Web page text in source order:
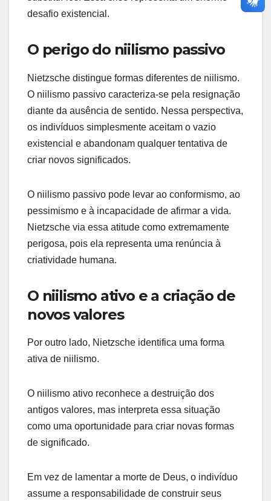
desafio existencial.
O perigo do niilismo passivo
Nietzsche distingue formas diferentes de niilismo.
O niilismo passivo caracteriza-se pela resignação
diante da ausência de sentido. Nessa perspectiva,
os indivíduos simplesmente aceitam o vazio
existencial e abandonam qualquer tentativa de
criar novos significados.
O niilismo passivo pode levar ao conformismo, ao
pessimismo e à incapacidade de afirmar a vida.
Nietzsche via essa atitude como extremamente
perigosa, pois ela representa uma renúncia à
criatividade humana.
O niilismo ativo e a criação de
novos valores
Por outro lado, Nietzsche identifica uma forma
ativa de niilismo.
O niilismo ativo reconhece a destruição dos
antigos valores, mas interpreta essa situação
como uma oportunidade para criar novas formas
de significado.
Em vez de lamentar a morte de Deus, o indivíduo
assume a responsabilidade de construir seus